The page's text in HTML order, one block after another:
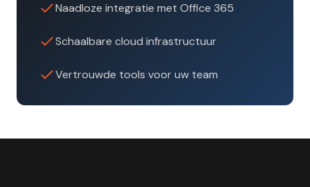
Naadloze integratie met Office 365
Schaalbare cloud infrastructuur
Vertrouwde tools voor uw team